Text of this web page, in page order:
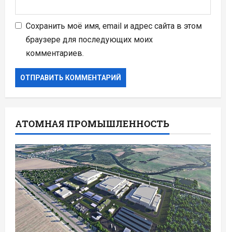
Сохранить моё имя, email и адрес сайта в этом
браузере для последующих моих
комментариев.
АТОМНАЯ ПРОМЫШЛЕННОСТЬ